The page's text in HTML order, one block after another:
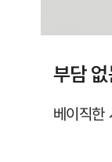
부담
베이직한